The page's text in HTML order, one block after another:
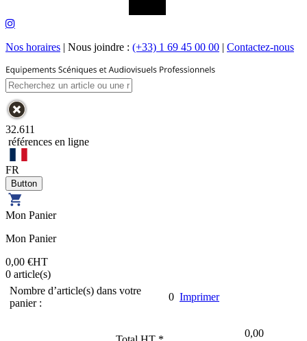
Nos horaires | Nous joindre : (+33) 1 69 45 00 00 | Contactez-nous
32.611
références en ligne
FR
Mon Panier
Mon Panier
0,00 €HT
0 article(s)
Nombre d’article(s) dans votre
panier :
0 Imprimer
0,00